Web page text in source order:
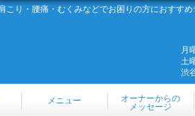
こり・腰痛・むくみなどでお困りの方におすす
月
土
渋
メニュー
オーナーからの
メッセージ